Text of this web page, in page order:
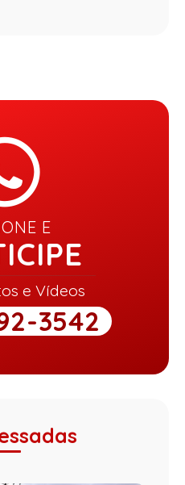
E
e Vídeos
3542